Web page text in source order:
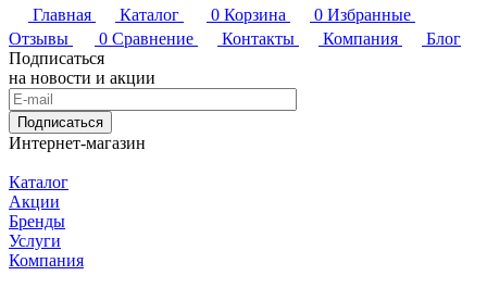
Главная Каталог 0 Корзина 0 Избранные
Отзывы
0 Сравнение Контакты Компания
Блог
Подписаться
на новости и акции
Подписаться
Интернет-магазин
Каталог
Акции
Бренды
Услуги
Компания